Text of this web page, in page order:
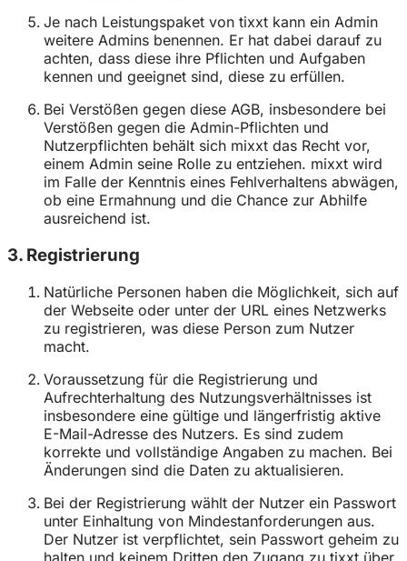
Je nach Leistungspaket von tixxt kann ein Admin
weitere Admins benennen. Er hat dabei darauf zu
achten, dass diese ihre Pflichten und Aufgaben
kennen und geeignet sind, diese zu erfüllen.
Bei Verstößen gegen diese AGB, insbesondere bei
Verstößen gegen die Admin-Pflichten und
Nutzerpflichten behält sich mixxt das Recht vor,
einem Admin seine Rolle zu entziehen. mixxt wird
im Falle der Kenntnis eines Fehlverhaltens abwägen,
ob eine Ermahnung und die Chance zur Abhilfe
ausreichend ist.
3. Registrierung
Natürliche Personen haben die Möglichkeit, sich auf
der Webseite oder unter der URL eines Netzwerks
zu registrieren, was diese Person zum Nutzer
macht.
Voraussetzung für die Registrierung und
Aufrechterhaltung des Nutzungsverhältnisses ist
insbesondere eine gültige und längerfristig aktive
E-Mail-Adresse des Nutzers. Es sind zudem
korrekte und vollständige Angaben zu machen. Bei
Änderungen sind die Daten zu aktualisieren.
Bei der Registrierung wählt der Nutzer ein Passwort
unter Einhaltung von Mindestanforderungen aus.
Der Nutzer ist verpflichtet, sein Passwort geheim zu
halten und keinem Dritten den Zugang zu tixxt über